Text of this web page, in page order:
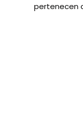
pertenecen